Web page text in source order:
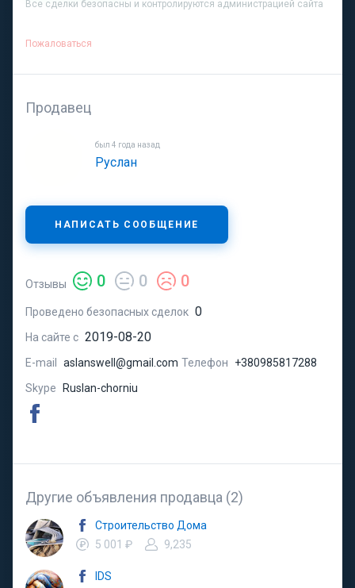
Все сделки безопасны и контролируются администрацией сайта
Пожаловаться
Продавец
был 4 года назад
Руслан
НАПИСАТЬ СООБЩЕНИЕ
Отзывы 0 0 0
Проведено безопасных сделок 0
На сайте с 2019-08-20
E-mail aslanswell@gmail.com Телефон
+380985817288
Skype
Ruslan-chorniu
Другие объявления продавца (2)
Строительство Дома
5 001 ₽
9,235
IDS